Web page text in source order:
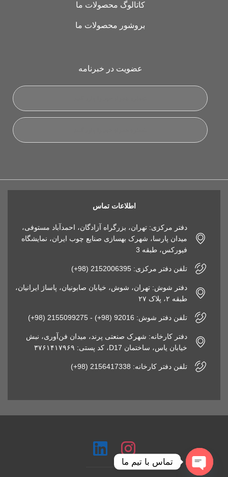
کاتالوگ محصولات ما
بروشور محصولات ما
عضویت در خبرنامه
اطلاعات تماس
دفتر مرکزی: تهران، بزرگراه آزادگان، احمدآباد مستوفی،
میدان پارسا، شهرک بهسازی صنایع چوب ایران، نمایشگاه
فیورکس، طبقه 3
تلفن دفتر مرکزی: 2152006395 (98+)
دفتر شوش: تهران، شوش، خیابان صابونیان، پاساژ ایرانیان،
طبقه ۲، پلاک ۲۷
تلفن دفتر شوش: 92016 (98+) - 2155099275 (98+)
دفتر کارخانه: شهرک صنعتی پرند، میدان فن‌آوری، نبش
خیابان یاس، ساختمان D17، کد پستی: ۳۷۶۱۴۱۷۹۶۹
تلفن دفتر کارخانه: 2156417338 (98+)
تماس با تیم ما